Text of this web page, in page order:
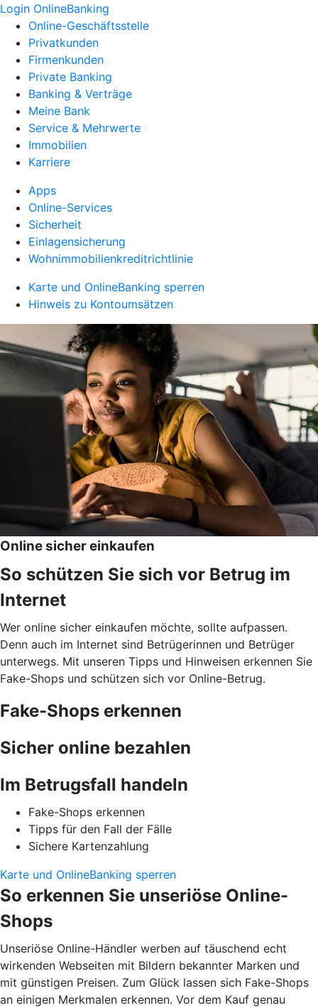
Login OnlineBanking
Online-Geschäftsstelle
Privatkunden
Firmenkunden
Private Banking
Banking & Verträge
Meine Bank
Service & Mehrwerte
Immobilien
Karriere
Apps
Online-Services
Sicherheit
Einlagensicherung
Wohnimmobilienkreditrichtlinie
Karte und OnlineBanking sperren
Hinweis zu Kontoumsätzen
Online sicher einkaufen
So schützen Sie sich vor Betrug im
Internet
Wer online sicher einkaufen möchte, sollte aufpassen.
Denn auch im Internet sind Betrügerinnen und Betrüger
unterwegs. Mit unseren Tipps und Hinweisen erkennen Sie
Fake-Shops und schützen sich vor Online-Betrug.
Fake-Shops erkennen
Sicher online bezahlen
Im Betrugsfall handeln
Fake-Shops erkennen
Tipps für den Fall der Fälle
Sichere Kartenzahlung
Karte und OnlineBanking sperren
So erkennen Sie unseriöse Online-
Shops
Unseriöse Online-Händler werben auf täuschend echt
wirkenden Webseiten mit Bildern bekannter Marken und
mit günstigen Preisen. Zum Glück lassen sich Fake-Shops
an einigen Merkmalen erkennen. Vor dem Kauf genau